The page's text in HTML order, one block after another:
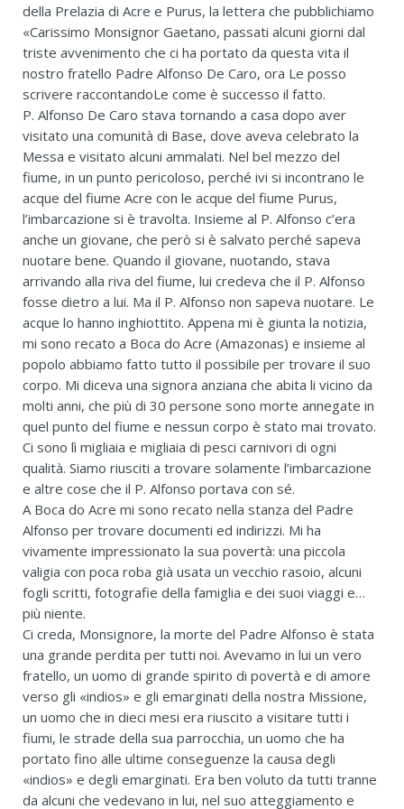
della Prelazia di Acre e Purus, la lettera che pubblichiamo
«Carissimo Monsignor Gaetano, passati alcuni giorni dal
triste avvenimento che ci ha portato da questa vita il
nostro fratello Padre Alfonso De Caro, ora Le posso
scrivere raccontandoLe come è successo il fatto.
P. Alfonso De Caro stava tornando a casa dopo aver
visitato una comunità di Base, dove aveva celebrato la
Messa e visitato alcuni ammalati. Nel bel mezzo del
fiume, in un punto pericoloso, perché ivi si incontrano le
acque del fiume Acre con le acque del fiume Purus,
l’imbarcazione si è travolta. Insieme al P. Alfonso c’era
anche un giovane, che però si è salvato perché sapeva
nuotare bene. Quando il giovane, nuotando, stava
arrivando alla riva del fiume, lui credeva che il P. Alfonso
fosse dietro a lui. Ma il P. Alfonso non sapeva nuotare. Le
acque lo hanno inghiottito. Appena mi è giunta la notizia,
mi sono recato a Boca do Acre (Amazonas) e insieme al
popolo abbiamo fatto tutto il possibile per trovare il suo
corpo. Mi diceva una signora anziana che abita li vicino da
molti anni, che più di 30 persone sono morte annegate in
quel punto del fiume e nessun corpo è stato mai trovato.
Ci sono lì migliaia e migliaia di pesci carnivori di ogni
qualità. Siamo riusciti a trovare solamente l’imbarcazione
e altre cose che il P. Alfonso portava con sé.
A Boca do Acre mi sono recato nella stanza del Padre
Alfonso per trovare documenti ed indirizzi. Mi ha
vivamente impressionato la sua povertà: una piccola
valigia con poca roba già usata un vecchio rasoio, alcuni
fogli scritti, fotografie della famiglia e dei suoi viaggi e…
più niente.
Ci creda, Monsignore, la morte del Padre Alfonso è stata
una grande perdita per tutti noi. Avevamo in lui un vero
fratello, un uomo di grande spirito di povertà e di amore
verso gli «indios» e gli emarginati della nostra Missione,
un uomo che in dieci mesi era riuscito a visitare tutti i
fiumi, le strade della sua parrocchia, un uomo che ha
portato fino alle ultime conseguenze la causa degli
«indios» e degli emarginati. Era ben voluto da tutti tranne
da alcuni che vedevano in lui, nel suo atteggiamento e